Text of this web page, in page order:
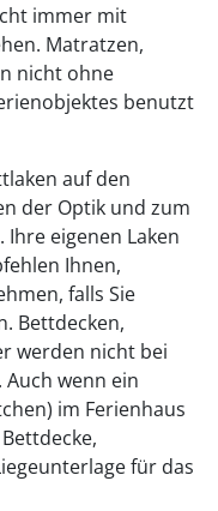
immer mit
Matratzen,
nicht ohne
benutzt
auf den
der Optik und zum
eigenen Laken
Ihnen,
falls Sie
Bettdecken,
werden nicht bei
wenn ein
im Ferienhaus
für das